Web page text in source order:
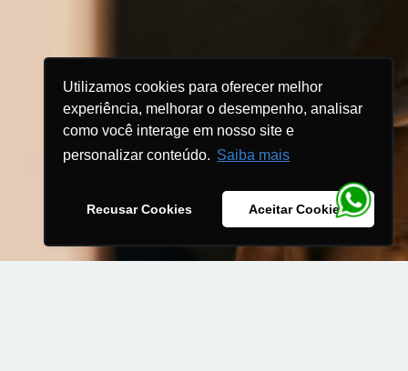
Utilizamos cookies para oferecer melhor
experiência, melhorar o desempenho, analisar
como você interage em nosso site e
personalizar conteúdo. Saiba mais
Recusar Cookies Aceitar Cookies